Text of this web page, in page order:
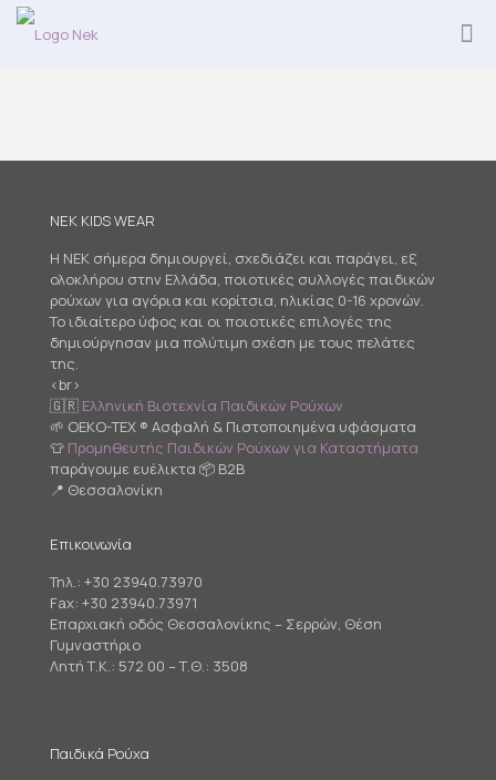
NEK KIDS WEAR
Η NEK σήμερα δημιουργεί, σχεδιάζει και παράγει, εξ
ολοκλήρου στην Ελλάδα, ποιοτικές συλλογές παιδικών
ρούχων για αγόρια και κορίτσια, ηλικίας 0-16 χρονών.
Το ιδιαίτερο ύφος και οι ποιοτικές επιλογές της
δημιούργησαν μια πολύτιμη σχέση με τους πελάτες
της.
<br>
🇬🇷 Ελληνική Βιοτεχνία Παιδικών Ρούχων
🌱 OEKO-TEX ® Ασφαλή & Πιστοποιημένα υφάσματα
👕 Προμηθευτής Παιδικών Ρούχων για Καταστήματα
παράγουμε ευέλικτα 📦 B2B
📍 Θεσσαλονίκη
Επικοινωνία
Τηλ.: +30 23940.73970
Fax: +30 23940.73971
Επαρχιακή οδός Θεσσαλονίκης – Σερρών, Θέση
Γυμναστήριο
Λητή Τ.Κ.: 572 00 – Τ.Θ.: 3508
Παιδικά Ρούχα